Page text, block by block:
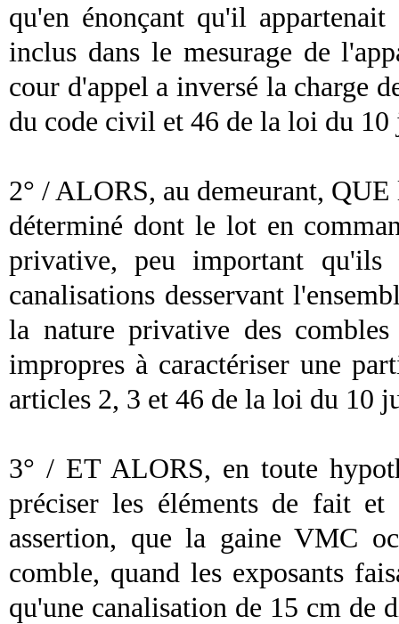
qu'en énonçant qu'il
inclus dans le mesurage de
cour d'appel a inversé la charge
du code civil et 46 de la loi du
2° / ALORS, au demeurant,
déterminé dont le lot en
privative, peu important qu'ils
canalisations desservant
la nature privative des
impropres à caractériser une
articles 2, 3 et 46 de la loi du 10
3° / ET ALORS, en toute
préciser les éléments de fait
assertion, que la gaine VMC
comble, quand les exposants
qu'une canalisation de 15 cm de